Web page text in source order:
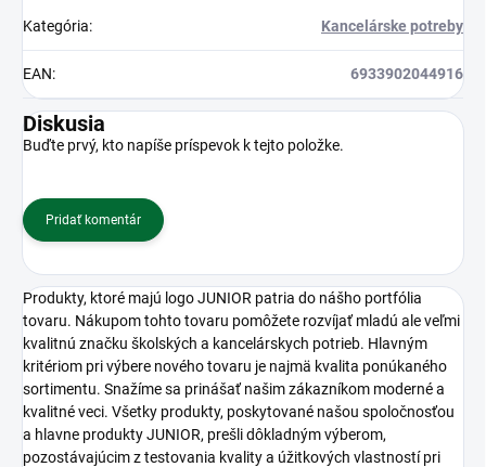
Kategória: Kancelárske potreby
EAN: 6933902044916
Diskusia
Buďte prvý, kto napíše príspevok k tejto položke.
Pridať komentár
Produkty, ktoré majú logo JUNIOR patria do nášho portfólia
tovaru. Nákupom tohto tovaru pomôžete rozvíjať mladú ale veľmi
kvalitnú značku školských a kancelárskych potrieb. Hlavným
kritériom pri výbere nového tovaru je najmä kvalita ponúkaného
sortimentu. Snažíme sa prinášať našim zákazníkom moderné a
kvalitné veci. Všetky produkty, poskytované našou spoločnosťou
a hlavne produkty JUNIOR, prešli dôkladným výberom,
pozostávajúcim z testovania kvality a úžitkových vlastností pri